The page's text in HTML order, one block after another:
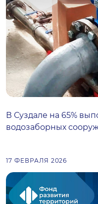
В Суздале на 65%
водозаборных
17 ФЕВРАЛЯ 2026